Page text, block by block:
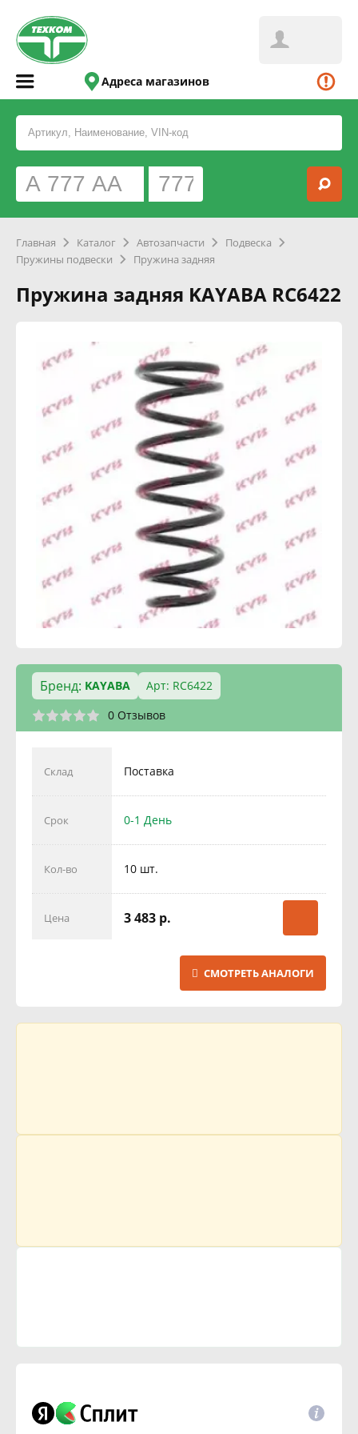
Адреса магазинов
Главная Каталог Автозапчасти
Подвеска
Пружины подвески
Пружина задняя
Пружина задняя KAYABA RC6422
Бренд: KAYABA
Арт: RC6422
0 Отзывов
Склад Поставка
Срок 0-1 День
Кол-во 10 шт.
Цена 3 483 р.
СМОТРЕТЬ АНАЛОГИ